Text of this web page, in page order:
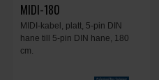
MIDI-180
MIDI-kabel, platt, 5-pin DIN
hane till 5-pin DIN hane, 180
cm.